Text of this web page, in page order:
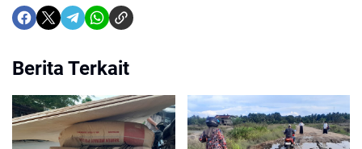
Berita Terkait